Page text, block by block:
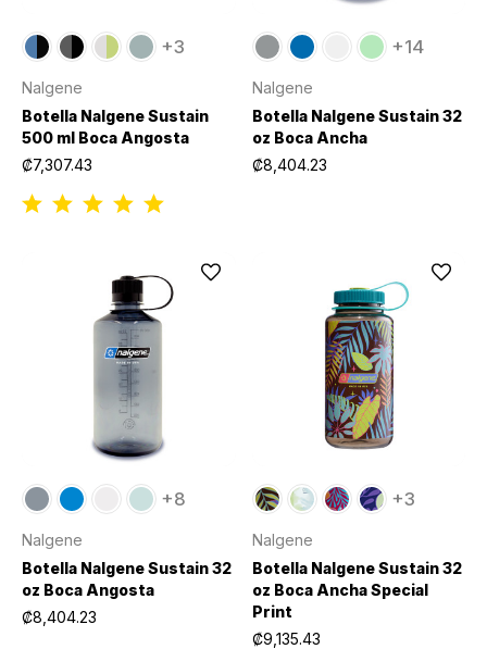
+3
Nalgene
Botella Nalgene Sustain
500 ml Boca Angosta
₡7,307.43
+14
Nalgene
Botella Nalgene Sustain 32
oz Boca Ancha
₡8,404.23
+8
Nalgene
Botella Nalgene Sustain 32
oz Boca Angosta
₡8,404.23
+3
Nalgene
Botella Nalgene Sustain 32
oz Boca Ancha Special
Print
₡9,135.43